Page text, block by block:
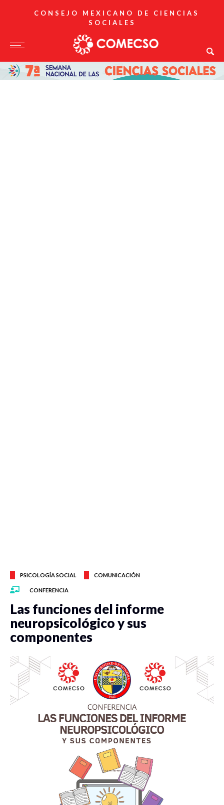
CONSEJO MEXICANO DE CIENCIAS
SOCIALES
PSICOLOGÍA SOCIAL COMUNICACIÓN
CONFERENCIA
Las funciones del informe
neuropsicológico y sus
componentes